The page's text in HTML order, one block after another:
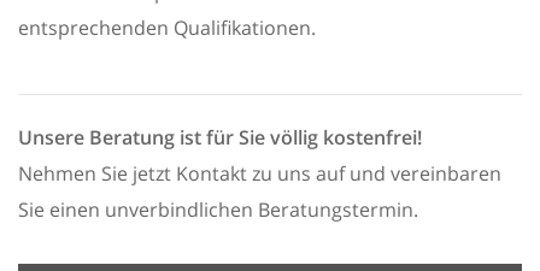
entsprechenden Qualifikationen.
Unsere Beratung ist für Sie völlig kostenfrei!
Nehmen Sie jetzt Kontakt zu uns auf und vereinbaren
Sie einen unverbindlichen Beratungstermin.